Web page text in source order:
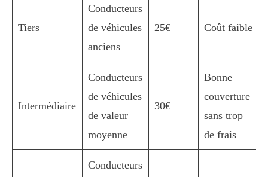
Tiers
Conducteurs
de véhicules
anciens
25€ Coût faible
Intermédiaire
Conducteurs
de véhicules
de valeur
moyenne
30€
Bonne
couverture
sans trop
de frais
Conducteurs